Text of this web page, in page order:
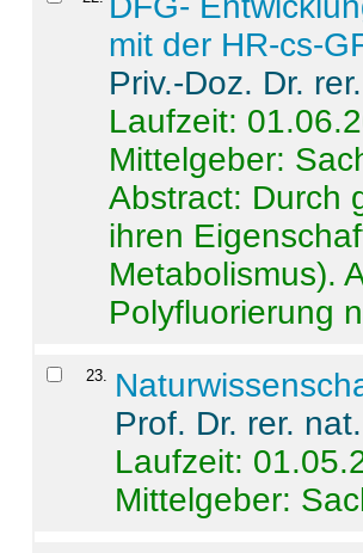
mit der HR-cs-
Priv.-Doz. Dr.
Laufzeit:
Mittelgeber:
Abstract: Durch
ihren
Metabolismus).
Polyfluorierung
23.
Prof. Dr. rer.
Laufzeit:
Mittelgeber: